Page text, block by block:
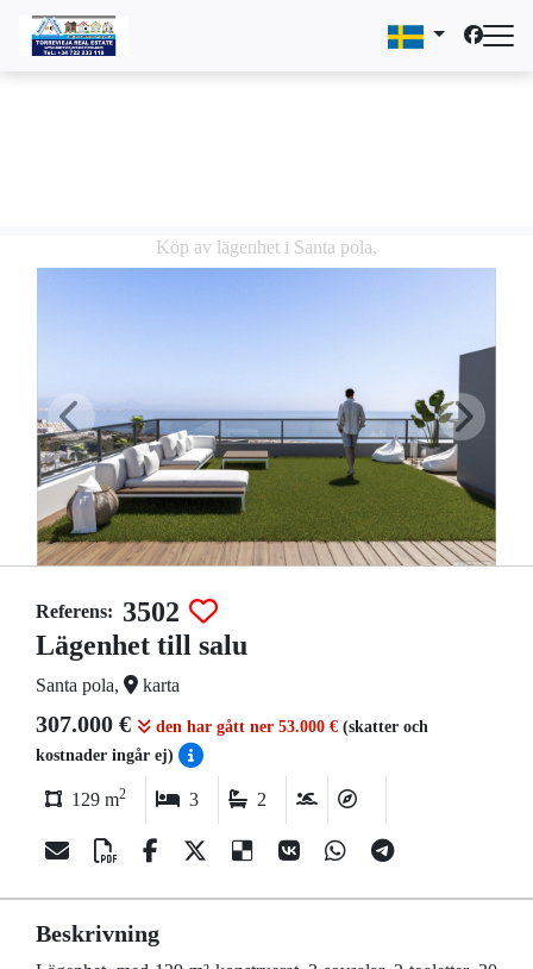
Köp av lägenhet i Santa pola,
Referens: 3502
Lägenhet till salu
Santa pola, karta
307.000 € den har gått ner 53.000 € (skatter och
kostnader ingår ej)
129 m2 3 2
Beskrivning